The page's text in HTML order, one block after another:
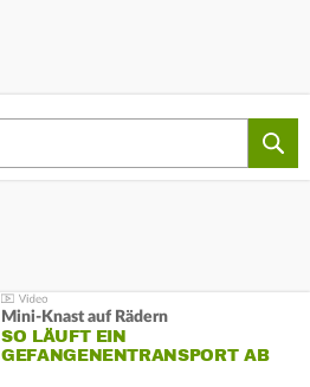
Mini-Knast auf Rädern
SO LÄUFT EIN
GEFANGENENTRANSPORT AB